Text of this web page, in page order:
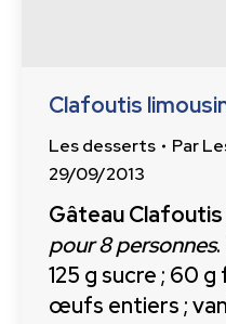
Clafoutis
Les desserts Par
29/09/2013
Gâteau
pour 8 personnes
125 g sucre ; 60 g
œufs entiers ;